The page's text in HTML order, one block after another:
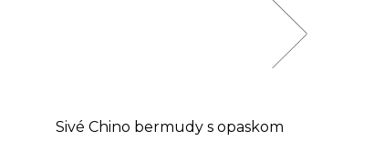
Sivé Chino bermudy s opaskom